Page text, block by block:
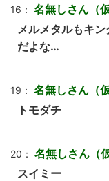
16： 名無しさん（仮
メルメタルもキ
だよな…
19： 名無しさん（仮
トモダチ
20： 名無しさん（仮
スイミー